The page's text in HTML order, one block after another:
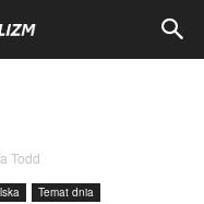
Todd
Temat dnia